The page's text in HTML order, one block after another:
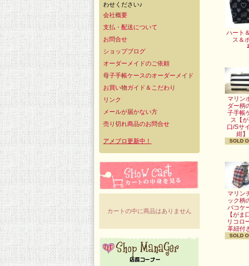
わせください♪
会社概要
支払・配送について
お問合せ
ショップブログ
オーダーメイドのご依頼
母子手帳ケースのオーダーメイド
お買い物ガイド＆こだわり
リンク
メールが届かない方
売り切れ商品のお問合せ
アメブロ更新中！
カートの中に商品はありません
ハート
ス＆
マリン
ダー柄
子手帳
ス【が
口/Sサ
紺】
SOLD
マリン
ック柄
バコケ
【がま
リコロ
革紐付
SOLD